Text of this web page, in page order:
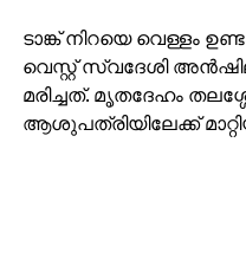
ടാങ്ക് നിറയെ വെള്ളം
വെസ്റ്റ് സ്വദേശി
മരിച്ചത്. മൃതദേഹം
ആശുപത്രിയിലേക്ക്